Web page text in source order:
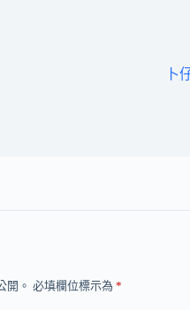
卜
開。 必填欄位標示為 *